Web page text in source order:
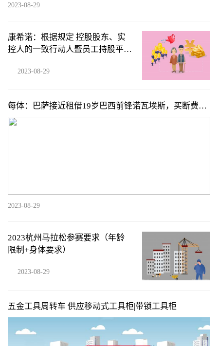
2023-08-29
康希诺：根据规定 控股股东、实
控人的一致行动人暨员工持股平台
2023-08-29
每体：巴萨接近租借19岁巴西前锋诺瓦埃斯，买断费
300-400万欧
2023-08-29
2023杭州马拉松参赛要求（年龄
限制+身体要求）
2023-08-29
五金工具周转车 供应移动式工具柜|带锁工具柜